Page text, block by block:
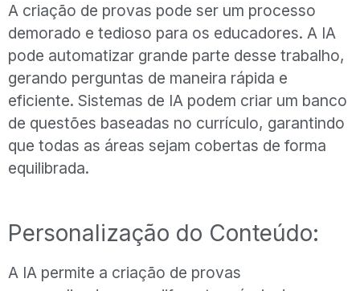
A criação de provas pode ser um processo
demorado e tedioso para os educadores. A IA
pode automatizar grande parte desse trabalho,
gerando perguntas de maneira rápida e
eficiente. Sistemas de IA podem criar um banco
de questões baseadas no currículo, garantindo
que todas as áreas sejam cobertas de forma
equilibrada.
Personalização do Conteúdo:
A IA permite a criação de provas